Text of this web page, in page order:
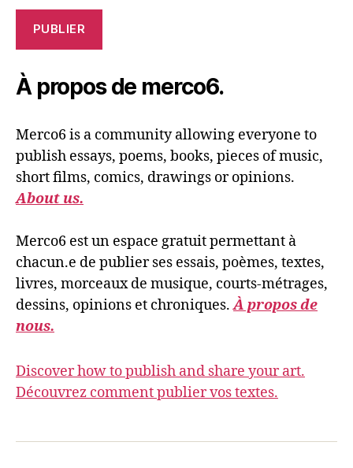
PUBLIER
À propos de merco6.
Merco6 is a community allowing everyone to
publish essays, poems, books, pieces of music,
short films, comics, drawings or opinions.
About us.
Merco6 est un espace gratuit permettant à
chacun.e de publier ses essais, poèmes, textes,
livres, morceaux de musique, courts-métrages,
dessins, opinions et chroniques.À propos de
nous.
Discover how to publish and share your art.
Découvrez comment publier vos textes.